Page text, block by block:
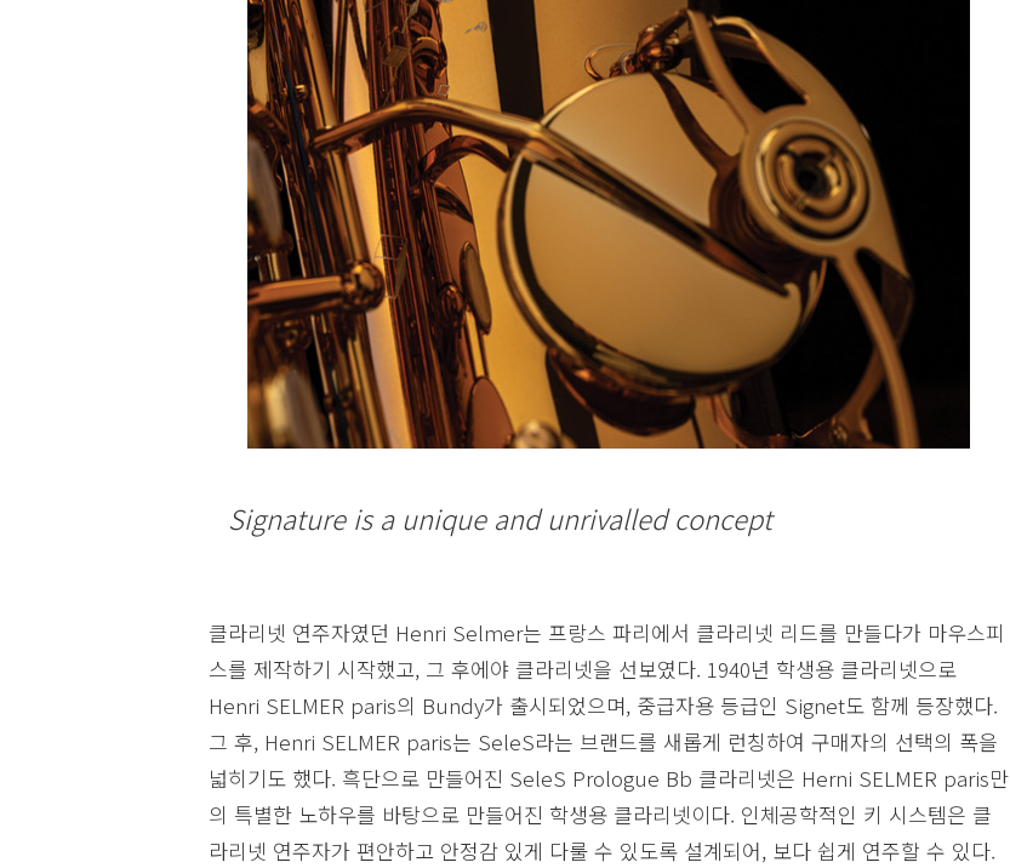
Signature is a unique and unrivalled concept
클라리넷 연주자였던 Henri Selmer는 프랑스 파리에서 클라리넷 리드를 만들다가 마우스피
스를 제작하기 시작했고, 그 후에야 클라리넷을 선보였다. 1940년 학생용 클라리넷으로
Henri SELMER paris의 Bundy가 출시되었으며, 중급자용 등급인 Signet도 함께 등장했다.
그 후, Henri SELMER paris는 SeleS라는 브랜드를 새롭게 런칭하여 구매자의 선택의 폭을
넓히기도 했다. 흑단으로 만들어진 SeleS Prologue Bb 클라리넷은 Herni SELMER paris만
의 특별한 노하우를 바탕으로 만들어진 학생용 클라리넷이다. 인체공학적인 키 시스템은 클
라리넷 연주자가 편안하고 안정감 있게 다룰 수 있도록 설계되어, 보다 쉽게 연주할 수 있다.